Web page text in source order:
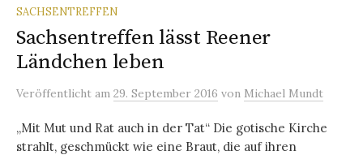
SACHSENTREFFEN
Sachsentreffen lässt Reener
Ländchen leben
Veröffentlicht am 29. September 2016 von Michael Mundt
„Mit Mut und Rat auch in der Tat“ Die gotische Kirche
strahlt, geschmückt wie eine Braut, die auf ihren